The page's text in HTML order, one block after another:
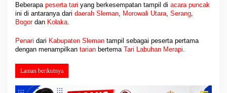
Beberapa peserta tari yang berkesempatan tampil di acara puncak
ini di antaranya dari daerah Sleman Morowali Utara Serang
Bogordan Kolaka
Penari dari Kabupaten Sleman tampil sebagai peserta pertama
dengan menampilkan tarian bertema Tari Labuhan Merapi
Laman berikutnya